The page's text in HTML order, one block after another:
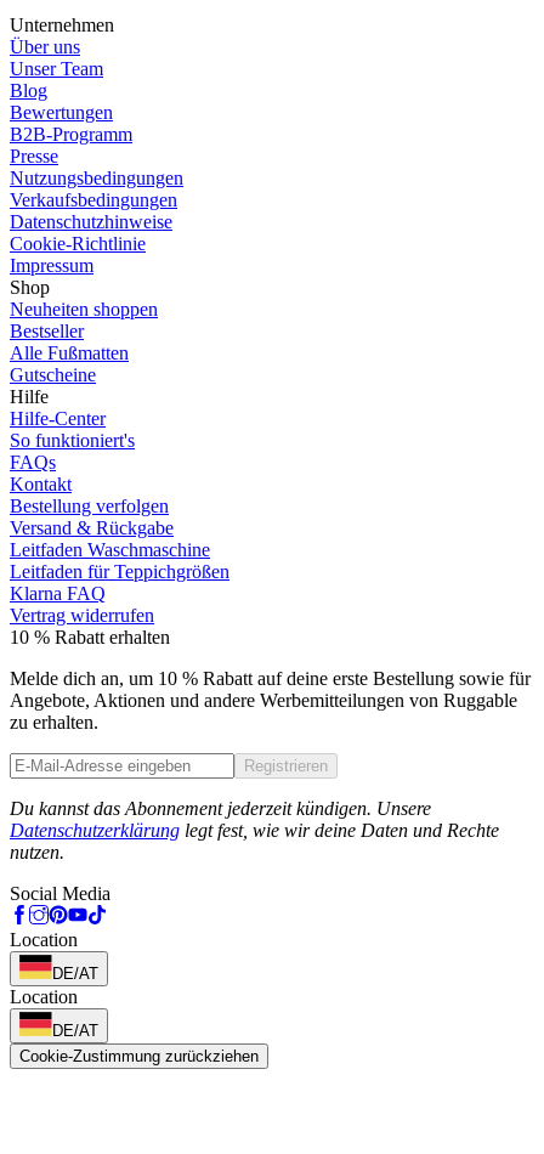
Unternehmen
Über uns
Unser Team
Blog
Bewertungen
B2B-Programm
Presse
Nutzungsbedingungen
Verkaufsbedingungen
Datenschutzhinweise
Cookie-Richtlinie
Impressum
Shop
Neuheiten shoppen
Bestseller
Alle Fußmatten
Gutscheine
Hilfe
Hilfe-Center
So funktioniert's
FAQs
Kontakt
Bestellung verfolgen
Versand & Rückgabe
Leitfaden Waschmaschine
Leitfaden für Teppichgrößen
Klarna FAQ
Vertrag widerrufen
10 % Rabatt erhalten
Melde dich an, um 10 % Rabatt auf deine erste Bestellung sowie für
Angebote, Aktionen und andere Werbemitteilungen von Ruggable
zu erhalten.
Registrieren
Du kannst das Abonnement jederzeit kündigen. Unsere
Datenschutzerklärung legt fest, wie wir deine Daten und Rechte
nutzen.
Social Media
Location
DE/AT
Location
DE/AT
Cookie-Zustimmung zurückziehen